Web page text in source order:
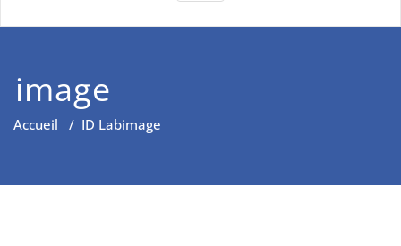
image
Accueil / ID Labimage